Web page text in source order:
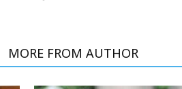
MORE FROM AUTHOR